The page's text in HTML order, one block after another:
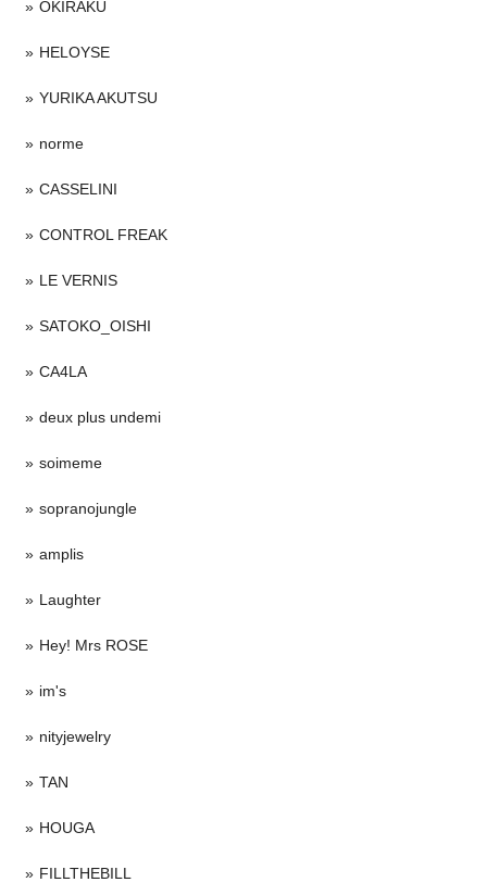
OKIRAKU
HELOYSE
YURIKA AKUTSU
norme
CASSELINI
CONTROL FREAK
LE VERNIS
SATOKO_OISHI
CA4LA
deux plus undemi
soimeme
sopranojungle
amplis
Laughter
Hey! Mrs ROSE
im's
nityjewelry
TAN
HOUGA
FILLTHEBILL